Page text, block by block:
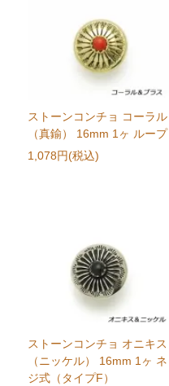
ストーンコンチョ コーラル
（真鍮） 16mm 1ヶ ループ
1,078円(税込)
ストーンコンチョ オニキス
（ニッケル） 16mm 1ヶ ネ
ジ式（タイプF）